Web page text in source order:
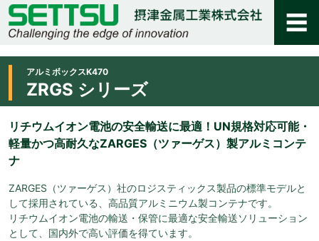
アルミボックスK470
ZRGS シリーズ
リチウムイオン電池の安全輸送に最適！UN規格対応可能・
軽量かつ高耐久なZARGES（ツァーゲス）製アルミコンテ
ナ
ZARGES（ツァーゲス）社のロジスティックス製品の標準モデルと
して採用されている、高品質アルミニウム製コンテナです。
リチウムイオン電池の輸送・保管に最適な安全輸送ソリューション
として、国内外で高い評価を得ています。